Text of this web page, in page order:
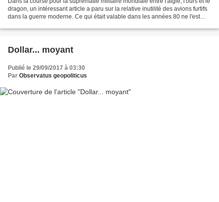
dragon, un intéressant article a paru sur la relative inutilité des avions furtifs
dans la guerre moderne. Ce qui était valable dans les années 80 ne l'est
Dollar... moyant
Publié le 29/09/2017 à 03:30
Par Observatus geopoliticus